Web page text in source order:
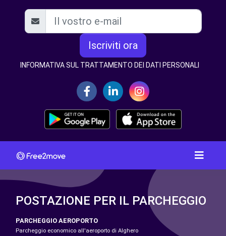
Iscriviti ora
INFORMATIVA SUL TRATTAMENTO DEI DATI PERSONALI
POSTAZIONE PER IL PARCHEGGIO
PARCHEGGIO AEROPORTO
Parcheggio economico all'aeroporto di Alghero